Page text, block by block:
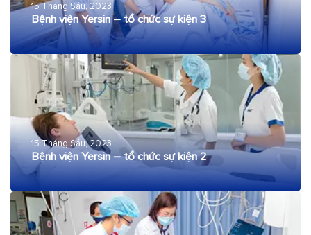
15 Tháng Sáu, 2023
Bệnh viện Yersin – tổ chức sự kiện 3
15 Tháng Sáu, 2023
Bệnh viện Yersin – tổ chức sự kiện 2